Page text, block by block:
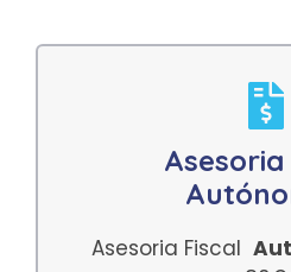
Asesoria
Asesoria Fiscal